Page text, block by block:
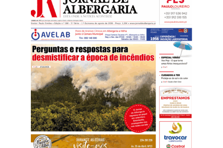
Contactos
Entrar
Registar